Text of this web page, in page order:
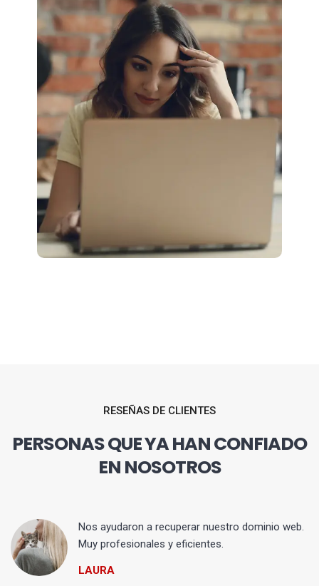
RESEÑAS DE CLIENTES
PERSONAS QUE YA HAN CONFIADO
EN NOSOTROS
Nos ayudaron a recuperar nuestro dominio web.
Muy profesionales y eficientes.
LAURA